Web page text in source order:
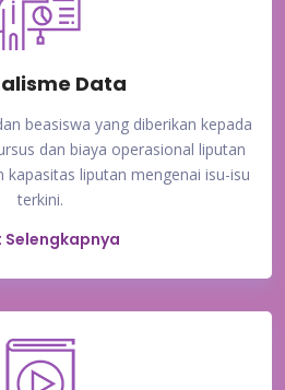
Data
beasiswa yang diberikan kepada
dan biaya operasional liputan
kapasitas liputan mengenai isu-isu
terkini.
Selengkapnya